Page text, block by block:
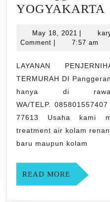
YOGYAKARTA
May 18, 2021 May
18,
Comment
7:57 am
LAYANAN
TERMURAH DI
hanya di
WA/TELP.
77613 Usaha kami
treatment air kolam
baru maupun kolam
READ MORE READ
MORE